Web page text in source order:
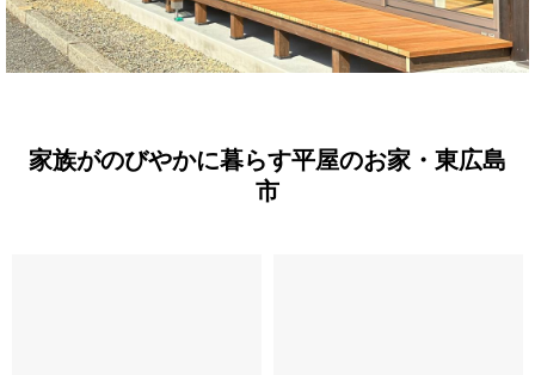
家族がのびやかに暮らす平屋のお家・東広島
市